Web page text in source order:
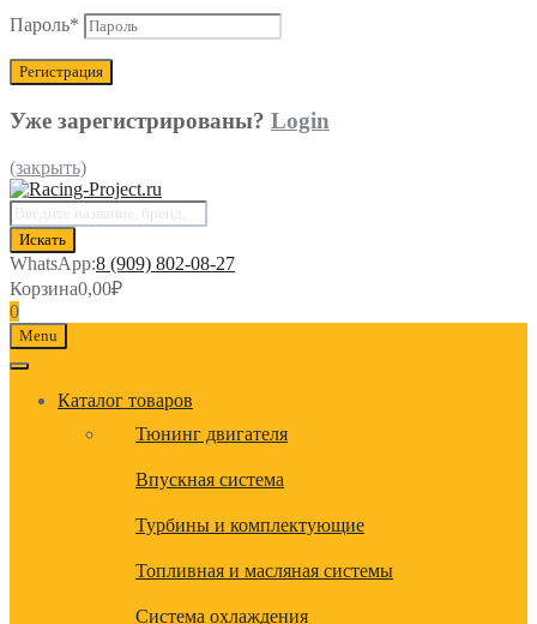
Пароль*
Уже зарегистрированы? Login
(закрыть)
Поиск
товаров
Искать
WhatsApp:8 (909) 802-08-27
Корзина0,00₽
0
Menu
Каталог товаров
Тюнинг двигателя
Впускная система
Турбины и комплектующие
Топливная и масляная системы
Система охлаждения